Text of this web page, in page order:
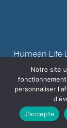
Humean Life
Certification
d’actions
Notre site
personnaliser
J'accepte